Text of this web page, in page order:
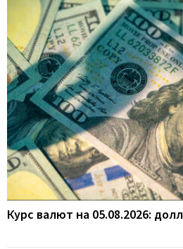
Курс валют на 05.08.2026: